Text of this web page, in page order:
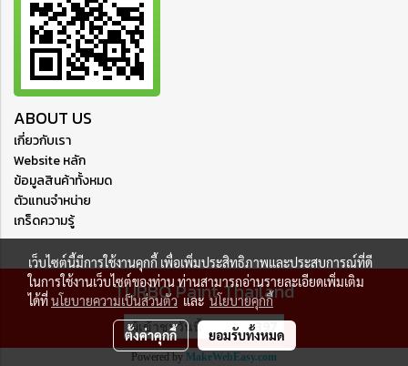
ABOUT US
เกี่ยวกับเรา
Website หลัก
ข้อมูลสินค้าทั้งหมด
ตัวแทนจำหน่าย
เกร็ดความรู้
TURBO Paint Thailand
ผู้เข้าชมวันนี้ 397
Powered by MakeWebEasy.com
เว็บไซต์นี้มีการใช้งานคุกกี้ เพื่อเพิ่มประสิทธิภาพและประสบการณ์ที่ดี
ในการใช้งานเว็บไซต์ของท่าน ท่านสามารถอ่านรายละเอียดเพิ่มเติม
ได้ที่นโยบายความเป็นส่วนตัวและนโยบายคุกกี้
ตั้งค่าคุกกี้ ยอมรับทั้งหมด